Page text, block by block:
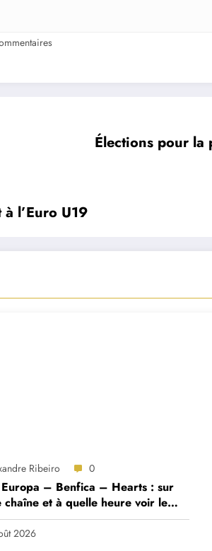
Élections pour la
l’Euro U19
Ribeiro 0
Europa – Benfica – Hearts : sur
chaîne et à quelle heure voir le
?
2026